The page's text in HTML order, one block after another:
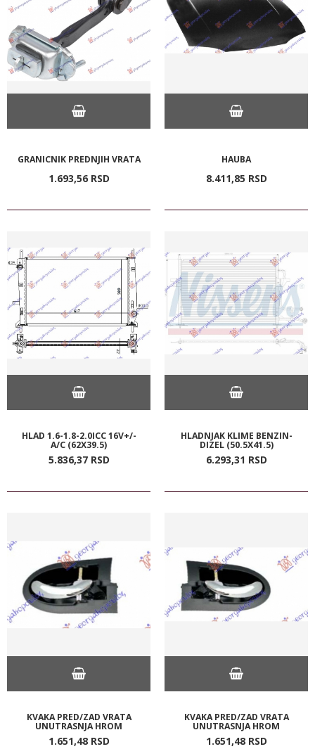
GRANICNIK PREDNJIH VRATA
1.693,56 RSD
HAUBA
8.411,85 RSD
HLAD 1.6-1.8-2.0ICC 16V+/-
A/C (62X39.5)
5.836,37 RSD
HLADNJAK KLIME BENZIN-
DIZEL (50.5X41.5)
6.293,31 RSD
KVAKA PRED/ZAD VRATA
UNUTRASNJA HROM
1.651,48 RSD
KVAKA PRED/ZAD VRATA
UNUTRASNJA HROM
1.651,48 RSD